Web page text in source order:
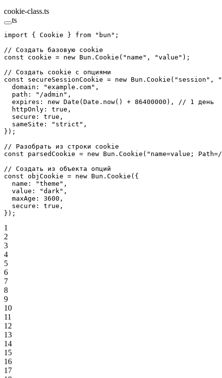
cookie-class.ts
ts
import { Cookie } from "bun" ;
// Создать базовую cookie
const cookie = new Bun. Cookie ( "name" , "value" );
// Создать cookie с опциями
const secureSessionCookie = new Bun. Cookie ( "session" ,
  domain:
"example.com" ,
  path:
"/admin" ,
  expires:
new Date (Date. now() + 86400000 ), // 1 день
  httpOnly:
true ,
  secure:
true ,
  sameSite:
"strict" ,
});
// Разобрать из строки cookie
const parsedCookie = new Bun. Cookie ( "name=value;
// Создать из объекта опций
const objCookie = new Bun. Cookie ({
  name:
"theme" ,
  value:
"dark" ,
  maxAge:
3600 ,
  secure:
true ,
});
1
2
3
4
5
6
7
8
9
10
11
12
13
14
15
16
17